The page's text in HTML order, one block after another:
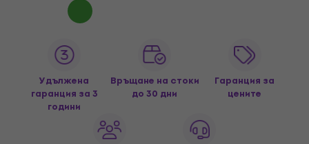
Удължена
гаранция за 3
години
Връщане на стоки
до 30 дни
Гаранция за
цените